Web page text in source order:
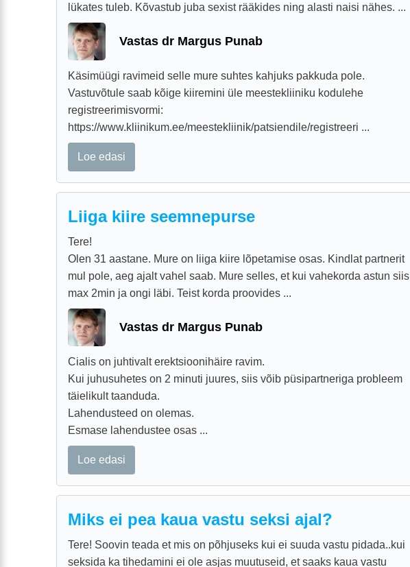
lükates tuleb. Kõvastub juba sexist rääkides ning alasti naisi nähes. ...
Vastas dr Margus Punab
Käsimüügi ravimeid selle mure suhtes kahjuks pakkuda pole.
Vastuvõtule saab kõige kiiremini üle meestekliiniku kodulehe
registreerimisvormi:
https://www.kliinikum.ee/meestekliinik/patsiendile/registreeri ...
Loe edasi
Liiga kiire seemnepurse
Tere!
Olen 31 aastane. Mure on liiga kiire lõpetamise osas. Kindlat partnerit
mul pole, aeg ajalt vahel saab. Mure selles, et kui vahekorda astun siis
max 2min ja ongi läbi. Teist korda proovides ...
Vastas dr Margus Punab
Cialis on juhtivalt erektsioonihäire ravim.
Kui juhusuhetes on 2 minuti juures, siis võib püsipartneriga probleem
täielikult taanduda.
Lahendusteed on olemas.
Esmase lahendustee osas ...
Loe edasi
Miks ei pea kaua vastu seksi ajal?
Tere! Soovin teada et mis on põhjuseks kui ei suuda vastu pidada..kui
seksida ka tihedamini ei ole asjas muutuseid, et saaks kaua vastu